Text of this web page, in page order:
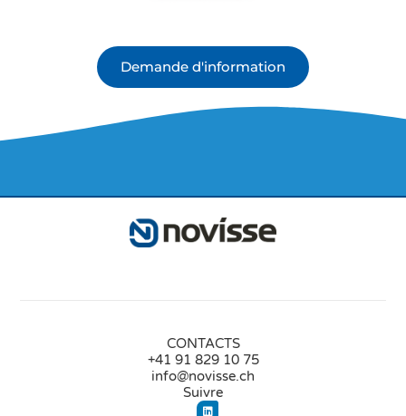
Demande d'information
CONTACTS
+41 91 829 10 75
info@novisse.ch
Suivre